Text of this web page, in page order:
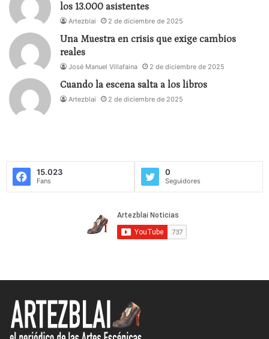
los 13.000 asistentes
Artezblai 2 de diciembre de 2025
Una Muestra en crisis que exige cambios
reales
José Manuel Villafaina 2 de diciembre de 2025
Cuando la escena salta a los libros
Artezblai 2 de diciembre de 2025
15.023
Fans
0
Seguidores